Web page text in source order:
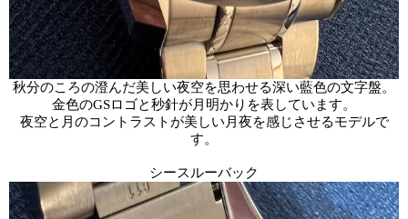
秋分のころの澄んだ美しい夜空を思わせる深い藍色の文字盤。
金色のGSロゴと秒針が月明かりを表しています。
夜空と月のコントラストが美しい月夜を感じさせるモデルで
す。
シースルーバック